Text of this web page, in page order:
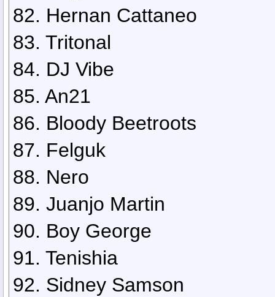
82. Hernan Cattaneo
83. Tritonal
84. DJ Vibe
85. An21
86. Bloody Beetroots
87. Felguk
88. Nero
89. Juanjo Martin
90. Boy George
91. Tenishia
92. Sidney Samson